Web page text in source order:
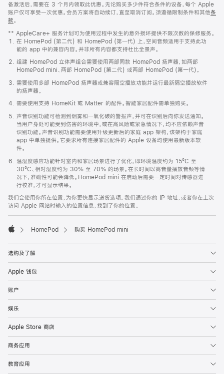
备激活后，需要在 3 个月内领取此优惠。无论购买多少件符合条件的设备，每个 Apple
账户仅可享受一次优惠。会员方案将自动续订，直至取消订阅。须遵循限制条件和其他条
款。
窗
口
中
打
开)
** AppleCare+ 服务计划可为使用过程中发生的意外损坏提供不限次数的保修服务。
在 HomePod (第二代) 和 HomePod (第一代) 上，空间音频适用于支持此功
能的 app 中的兼容内容。并非所有内容都支持杜比全景声。
组建 HomePod 立体声组合需要使用两部同款 HomePod 扬声器，如两部
HomePod mini、两部 HomePod (第二代) 或两部 HomePod (第一代)。
需要使用多部 HomePod 扬声器或兼容隔空播放功能并运行最新隔空播放软件
的扬声器。
需要使用支持 HomeKit 或 Matter 的配件。智能家居配件需单独购买。
声音识别功能可检测到烟雾和一氧化碳的警报声，并可在识别后向你发送通知。
当用户身处可能受到伤害的环境中，或在高风险或紧急情况下，均不应依赖声音
识别功能。声音识别功能需要使用升级更新后的家庭 app 架构，该架构于家庭
app 中单独提供。它要求所有连接家居配件的 Apple 设备均使用最新版本软
件。
温湿度感应功能针对室内和家居场景进行了优化，即环境温度约为 15ºC 至
30ºC、相对湿度约为 30% 至 70% 的场景。在长时间以高音量播放音频等情
况下，准确性可能会降低。HomePod mini 在启动后需要一定时间对传感器进
行校准，才可显示结果。
我们会使用你所在位置，为你更快显示送货选项。我们通过你的 IP 地址，或者你在上次
访问 Apple 网站时输入的位置信息，找到了你的位置。
HomePod 购买 HomePod mini
选购及了解
Apple 钱包
账户
娱乐
Apple Store 商店
商务应用
教育应用